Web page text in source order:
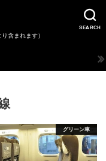
SEARCH
含まれます）
グリーン車